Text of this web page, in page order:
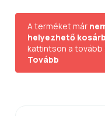
A terméket már
helyezhető
kattintson a tovább
Tovább